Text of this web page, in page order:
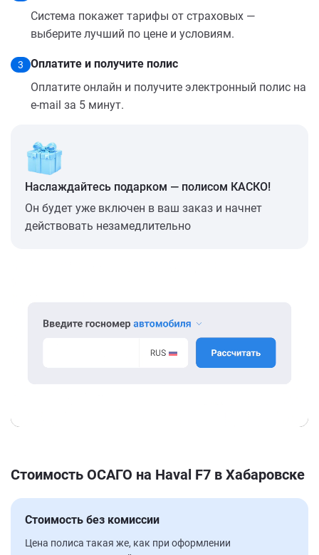
Система покажет тарифы от страховых —
выберите лучший по цене и условиям.
3
Оплатите и получите полис
Оплатите онлайн и получите электронный полис на
e-mail за 5 минут.
Наслаждайтесь подарком — полисом КАСКО!
Он будет уже включен в ваш заказ и начнет
действовать незамедлительно
Стоимость ОСАГО на Haval F7 в Хабаровске
Стоимость без комиссии
Цена полиса такая же, как при оформлении